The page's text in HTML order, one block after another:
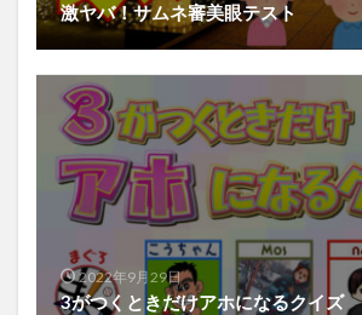
激ヤバ！サムネ審美眼テスト
2022年9月29日
3がつくときだけアホになるクイズ